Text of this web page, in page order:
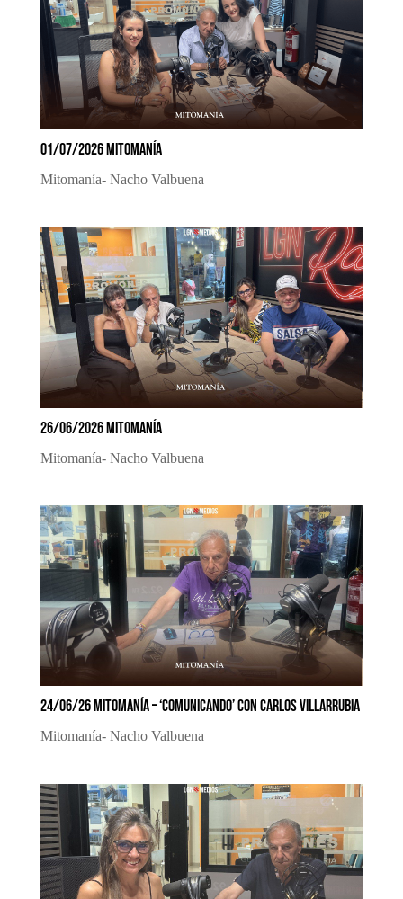
01/07/2026 MITOMANÍA
Mitomanía- Nacho Valbuena
26/06/2026 MITOMANÍA
Mitomanía- Nacho Valbuena
24/06/26 MITOMANÍA – ‘COMUNICANDO’ CON CARLOS VILLARRUBIA
Mitomanía- Nacho Valbuena